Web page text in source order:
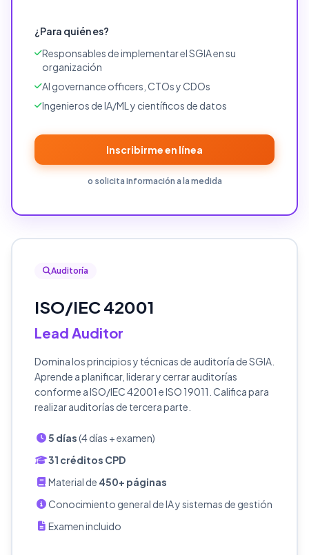
¿Para quién es?
Responsables de implementar el SGIA en su
organización
AI governance officers, CTOs y CDOs
Ingenieros de IA/ML y científicos de datos
Inscribirme en línea
o solicita información a la medida
Auditoría
ISO/IEC 42001
Lead Auditor
Domina los principios y técnicas de auditoría de SGIA.
Aprende a planificar, liderar y cerrar auditorías
conforme a ISO/IEC 42001 e ISO 19011. Califica para
realizar auditorías de tercera parte.
5 días(4 días + examen)
31 créditos CPD
Material de 450+ páginas
Conocimiento general de IA y sistemas de gestión
Examen incluido